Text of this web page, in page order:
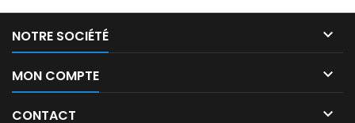
NOTRE SOCIÉTÉ 
MON COMPTE 
CONTACT 